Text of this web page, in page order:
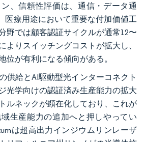
、信頼性評価は、通信・データ通
医療用途において重要な付加価値工
野では顧客認証サイクルが通常12〜
よりスイッチングコストが拡大し、
位が有利になる傾向がある。
供給とAI駆動型光インターコネクト
光学向けの認証済み生産能力の拡大
ルネックが顕在化しており、これが
生産能力の追加へと押しやってい
は超高出力インジウムリンレーザ